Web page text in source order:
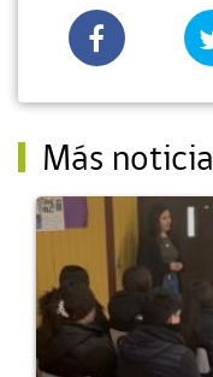
Más